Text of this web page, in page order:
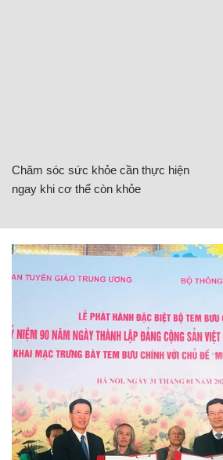
Chăm sóc sức khỏe cần thực hiện
ngay khi cơ thể còn khỏe